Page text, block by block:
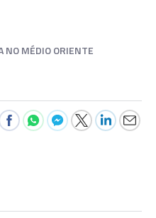
NO MÉDIO ORIENTE